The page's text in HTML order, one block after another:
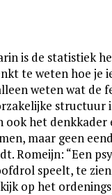
is de statistiek
te weten hoe je
weten wat de
structuur
het
maar geen
Romeijn: “Een
speelt, te
op het